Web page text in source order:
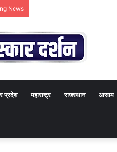
News
प्रदेश महाराष्ट्र राजस्थान आसाम